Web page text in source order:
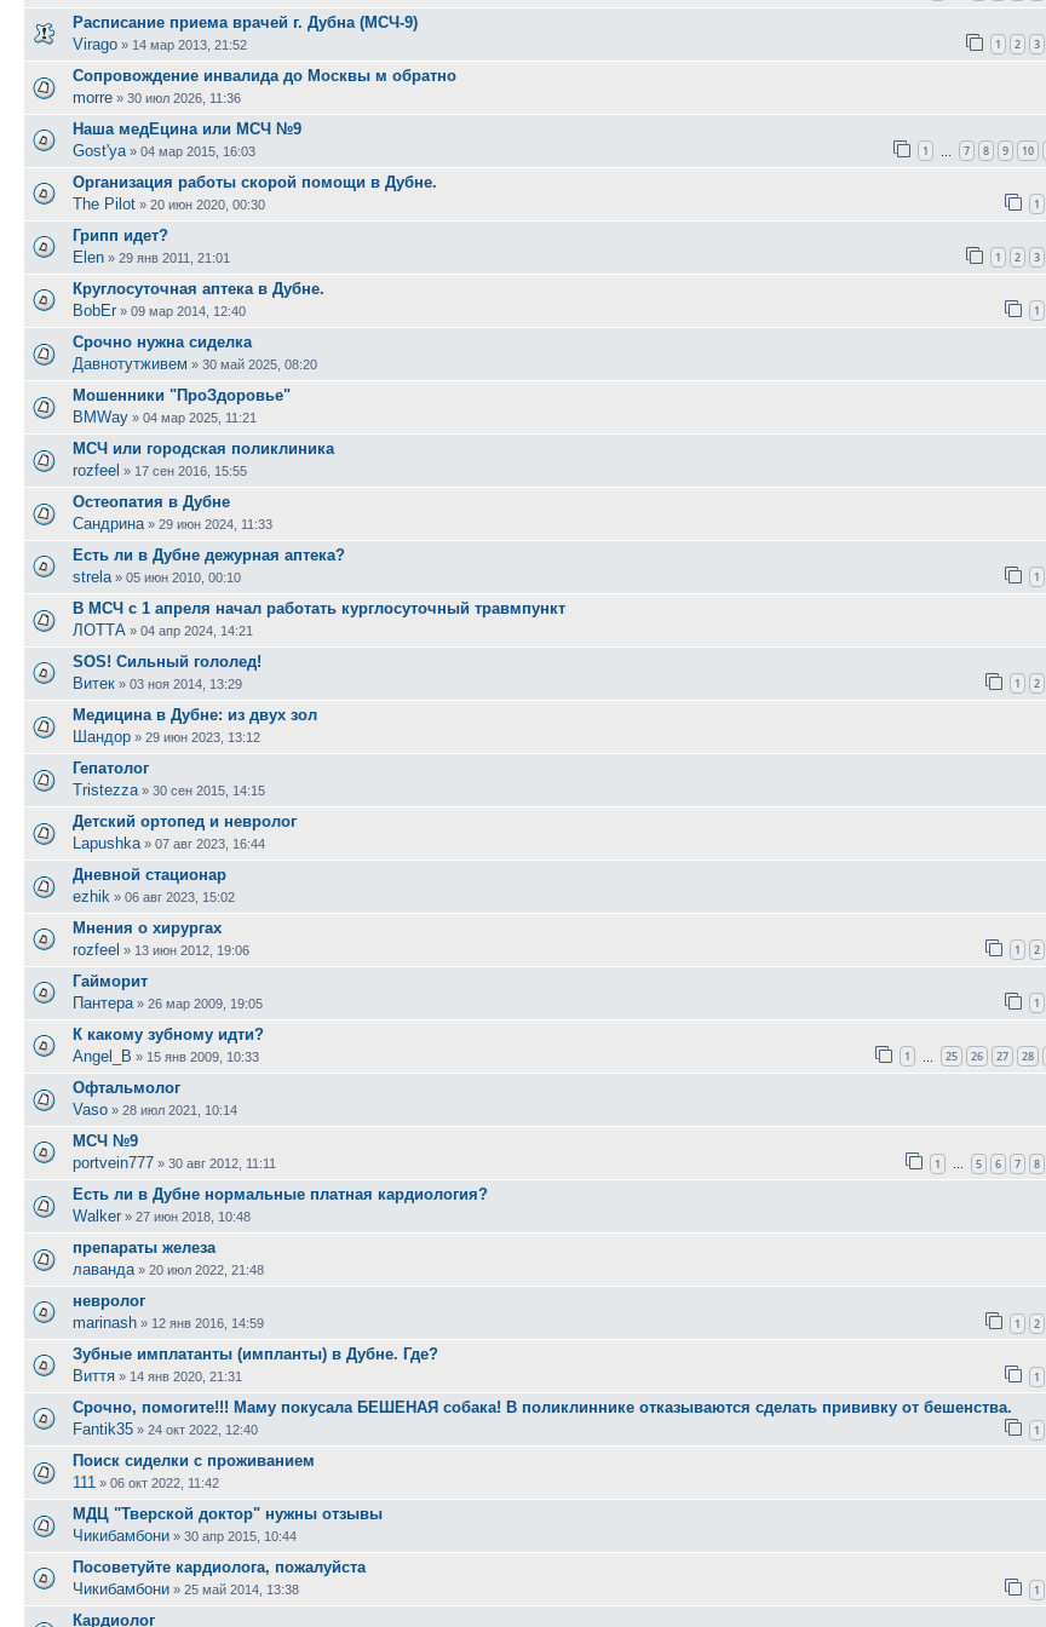
Расписание приема врачей г. Дубна (МСЧ-9)
Virago » 14 мар 2013, 21:52 1 2 3
Сопровождение инвалида до Москвы м обратно
morre » 30 июл 2026, 11:36
Наша медЕцина или МСЧ №9
Gost'ya » 04 мар 2015, 16:03 1 7 8 9 10
Организация работы скорой помощи в Дубне.
The Pilot » 20 июн 2020, 00:30 1
Грипп идет?
Elen » 29 янв 2011, 21:01 1 2 3
Круглосуточная аптека в Дубне.
BobEr » 09 мар 2014, 12:40 1
Срочно нужна сиделка
Давнотутживем » 30 май 2025, 08:20
Мошенники "ПроЗдоровье"
BMWay » 04 мар 2025, 11:21
МСЧ или городская поликлиника
rozfeel » 17 сен 2016, 15:55
Остеопатия в Дубне
Сандрина » 29 июн 2024, 11:33
Есть ли в Дубне дежурная аптека?
strela » 05 июн 2010, 00:10 1
В МСЧ с 1 апреля начал работать курглосуточный травмпункт
ЛОТТА » 04 апр 2024, 14:21
SOS! Сильный гололед!
Витек » 03 ноя 2014, 13:29 1 2
Медицина в Дубне: из двух зол
Шандор » 29 июн 2023, 13:12
Гепатолог
Tristezza » 30 сен 2015, 14:15
Детский ортопед и невролог
Lapushka » 07 авг 2023, 16:44
Дневной стационар
ezhik » 06 авг 2023, 15:02
Мнения о хирургах
rozfeel » 13 июн 2012, 19:06 1 2
Гайморит
Пантера » 26 мар 2009, 19:05 1
К какому зубному идти?
Angel_B » 15 янв 2009, 10:33 1 25 26 27 28
Офтальмолог
Vaso » 28 июл 2021, 10:14
МСЧ №9
portvein777 » 30 авг 2012, 11:11 1 5 6 7 8
Есть ли в Дубне нормальные платная кардиология?
Walker » 27 июн 2018, 10:48
препараты железа
лаванда » 20 июл 2022, 21:48
невролог
marinash » 12 янв 2016, 14:59 1 2
Зубные имплатанты (импланты) в Дубне. Где?
Виття » 14 янв 2020, 21:31 1
Срочно, помогите!!! Маму покусала БЕШЕНАЯ собака! В поликлиннике отказываются сделать прививку от бешенства.
Fantik35 » 24 окт 2022, 12:40 1
Поиск сиделки с проживанием
111 » 06 окт 2022, 11:42
МДЦ "Тверской доктор" нужны отзывы
Чикибамбони » 30 апр 2015, 10:44
Посоветуйте кардиолога, пожалуйста
Чикибамбони » 25 май 2014, 13:38 1
Кардиолог